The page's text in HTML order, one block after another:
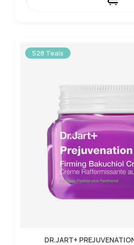
528 Teals
DR.JART+